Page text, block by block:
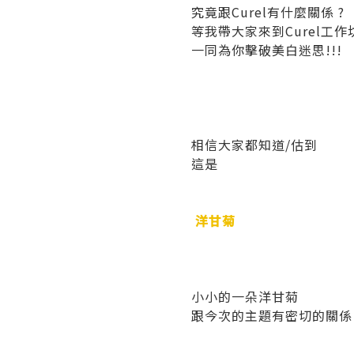
究竟跟Curel有什麼關係 ?
等我帶大家來到Curel工作
一同為你擊破美白迷思!!!
相信大家都知道/估到
這是
洋甘菊
小小的一朵洋甘菊
跟今次的主題有密切的關係